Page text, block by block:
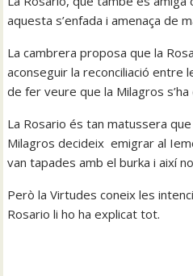
aquesta s’enfada i amenaça de
La cambrera proposa que la
aconseguir la reconciliació entre
de fer veure que la Milagros
La Rosario és tan matussera
Milagros decideix emigrar al
van tapades amb el burka i així
Però la Virtudes coneix les
Rosario li ho ha explicat tot.